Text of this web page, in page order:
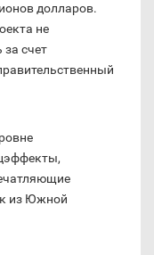
долларов.
не
счет
из Южной